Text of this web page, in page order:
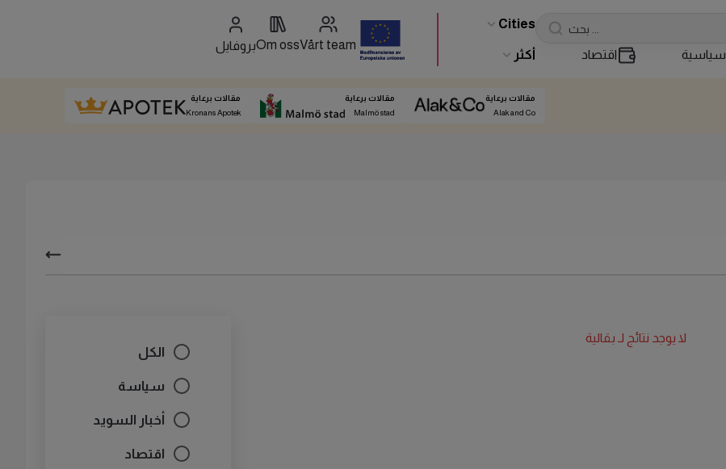
Cities
سياسية اقتصاد أكثر
Vårt team
Om ossبروفايل
مقالات برعاية
Alak and Co
مقالات برعاية
Malmö stad
مقالات برعاية
Kronans Apotek
الكل
سياسة
أخبار السويد
اقتصاد
لا يوجد نتائج لـ بقالية